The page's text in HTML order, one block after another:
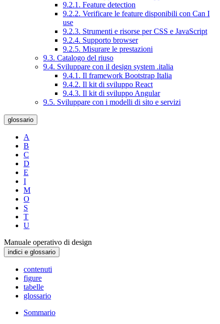
9.2.1. Feature detection
9.2.2. Verificare le feature disponibili con Can I
use
9.2.3. Strumenti e risorse per CSS e JavaScript
9.2.4. Supporto browser
9.2.5. Misurare le prestazioni
9.3. Catalogo del riuso
9.4. Sviluppare con il design system .italia
9.4.1. Il framework Bootstrap Italia
9.4.2. Il kit di sviluppo React
9.4.3. Il kit di sviluppo Angular
9.5. Sviluppare con i modelli di sito e servizi
glossario
A
B
C
D
E
I
M
O
S
T
U
Manuale operativo di design
indici e glossario
contenuti
figure
tabelle
glossario
Sommario